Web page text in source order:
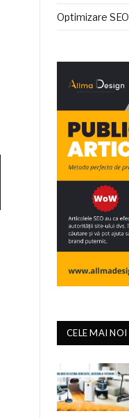
Optimizare SEO
CELE MAI NOI